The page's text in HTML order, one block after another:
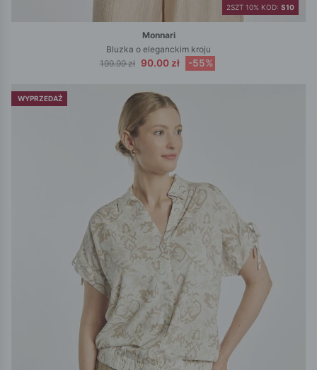
2SZT 10% KOD: S10
Monnari
Bluzka o eleganckim kroju
199.99 zł 90.00 zł -55%
WYPRZEDAŻ